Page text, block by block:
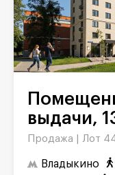
Помещение под пункт
выдачи,
Продажа | Лот
Владыкино